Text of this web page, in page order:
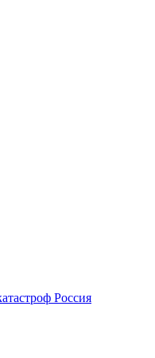
Россия